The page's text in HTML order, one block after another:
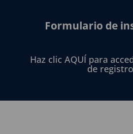
Formulario de
Haz clic AQUÍ para
de registro